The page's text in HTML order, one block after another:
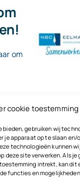
cookie toestemming
bieden, gebruiken wij
je apparaat op te slaan en/
technologieën kunnen
deze site verwerken. Als je
intrekt, kan dit
functies en
om
& Partners |KvK:
|Disclaimer |